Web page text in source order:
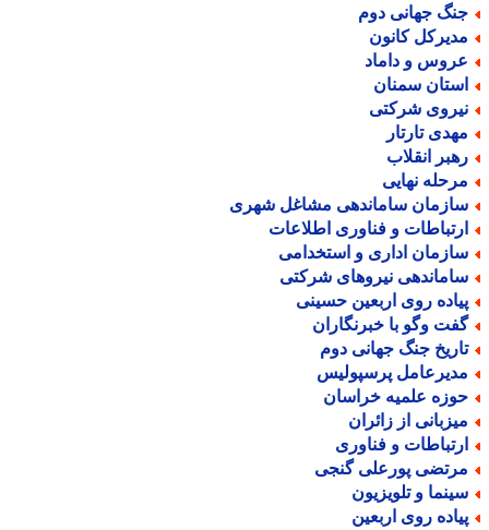
جهانی دوم
کانون
و داماد
سمنان
شرکتی
تارتار
انقلاب
نهایی
ساماندهی مشاغل شهری
و فناوری اطلاعات
اداری و استخدامی
نیروهای شرکتی
روی اربعین حسینی
وگو با خبرنگاران
جنگ جهانی دوم
پرسپولیس
علمیه خراسان
از زائران
و فناوری
پورعلی گنجی
و تلویزیون
روی اربعین